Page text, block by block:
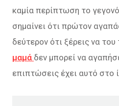
καμία περίπτωση το
σημαίνει ότι πρώτον
δεύτερον ότι ξέρεις να του
μαμά δεν μπορεί να
επιπτώσεις έχει αυτό στο